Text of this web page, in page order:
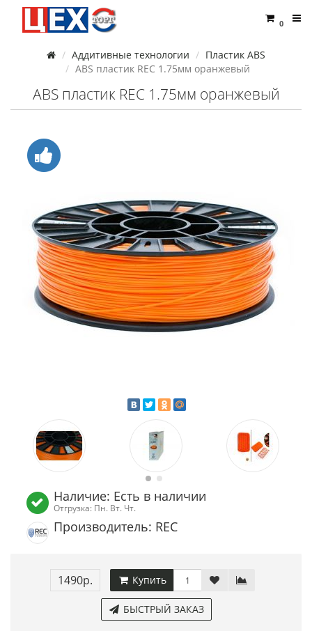
0
Аддитивные технологии
Пластик ABS
ABS пластик REC 1.75мм оранжевый
ABS пластик REC 1.75мм оранжевый
Наличие: Есть в наличии
Отгрузка: Пн. Вт. Чт.
Производитель: REC
1490р. Купить
БЫСТРЫЙ ЗАКАЗ